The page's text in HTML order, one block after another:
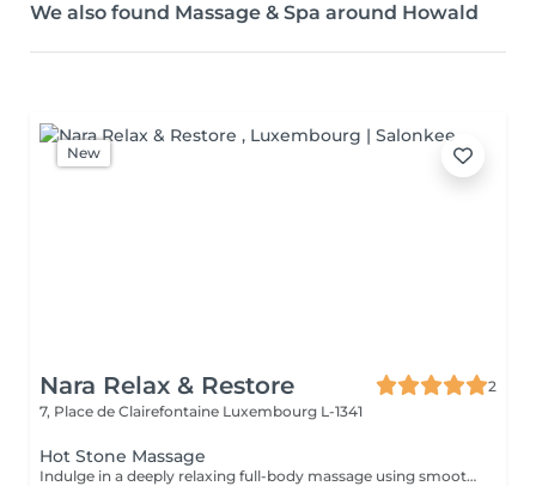
We also found Massage & Spa around Howald
New
Nara Relax & Restore
2
7, Place de Clairefontaine Luxembourg L-1341
Hot Stone Massage
Indulge in a deeply relaxing full-body massage using smooth heated volcanic stones and warm natural oils. The comforting heat helps release muscle tension, improve circulation, ease stress, and create a profound sense of relaxation and well-being.